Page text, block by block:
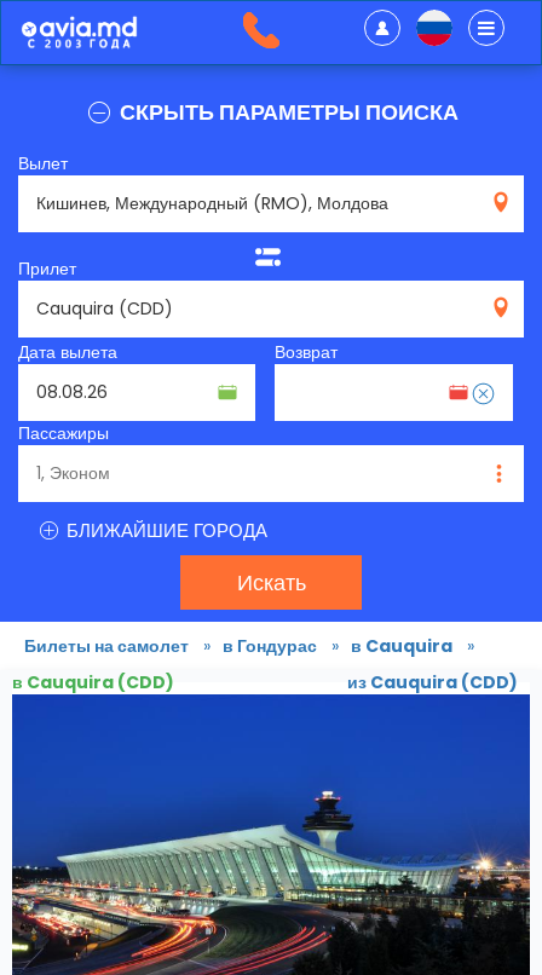
СКРЫТЬ ПАРАМЕТРЫ ПОИСКА
Вылет
Прилет
Дата вылета
Возврат
Пассажиры
БЛИЖАЙШИЕ ГОРОДА
Искать
Билеты на самолет » в Гондурас » в Cauquira »
в Cauquira (CDD)
из Cauquira (CDD)